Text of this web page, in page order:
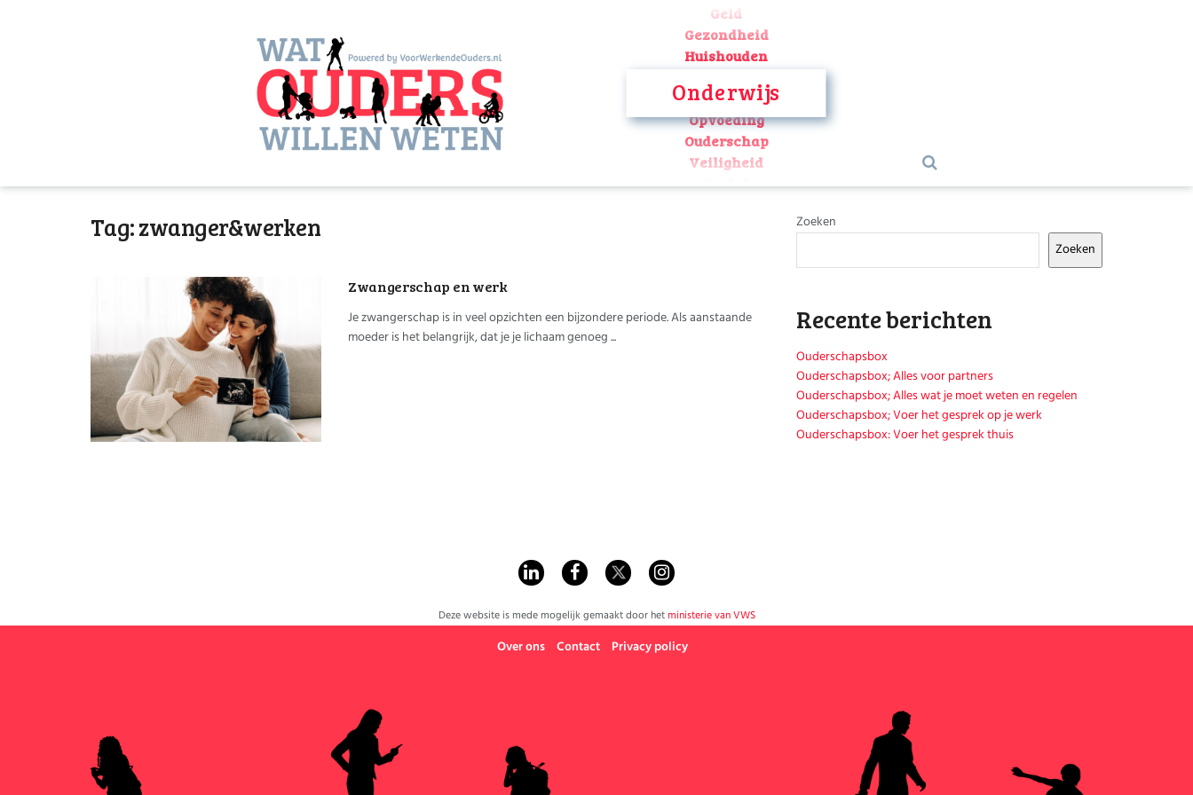
Geld
Gezondheid
Huishouden
Onderwijs
Opvoeding
Ouderschap
Veiligheid
Verlof
Onderwijs
Onderwijs
Tag:zwanger&werken
Zwangerschap en werk
Je zwangerschap is in veel opzichten een bijzondere periode. Als aanstaande
moeder is het belangrijk, dat je je lichaam genoeg ...
Zoeken
Zoeken
Recente berichten
Ouderschapsbox
Ouderschapsbox; Alles voor partners
Ouderschapsbox; Alles wat je moet weten en regelen
Ouderschapsbox; Voer het gesprek op je werk
Ouderschapsbox: Voer het gesprek thuis
Deze website is mede mogelijk gemaakt door het ministerie van VWS
Over ons Contact Privacy policy